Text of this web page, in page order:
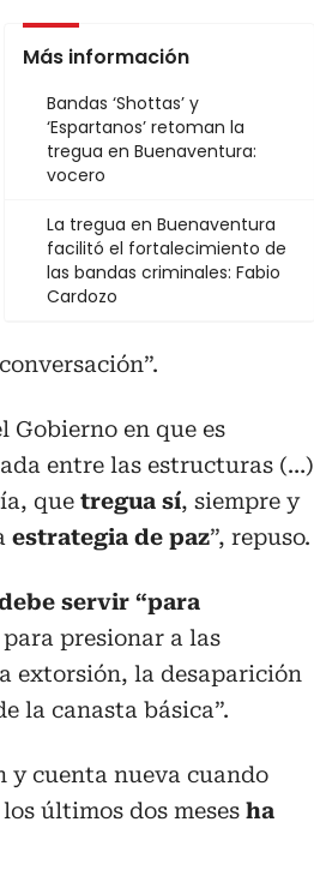
Más información
Bandas ‘Shottas’ y
‘Espartanos’ retoman la
tregua en Buenaventura:
vocero
La tregua en Buenaventura
facilitó el fortalecimiento de
las bandas criminales: Fabio
Cardozo
Gobierno en que es
entre las estructuras (…)
que tregua sí, siempre y
estrategia de paz”, repuso.
servir “para
presionar a las
extorsión, la desaparición
la canasta básica”.
y cuenta nueva cuando
últimos dos meses ha